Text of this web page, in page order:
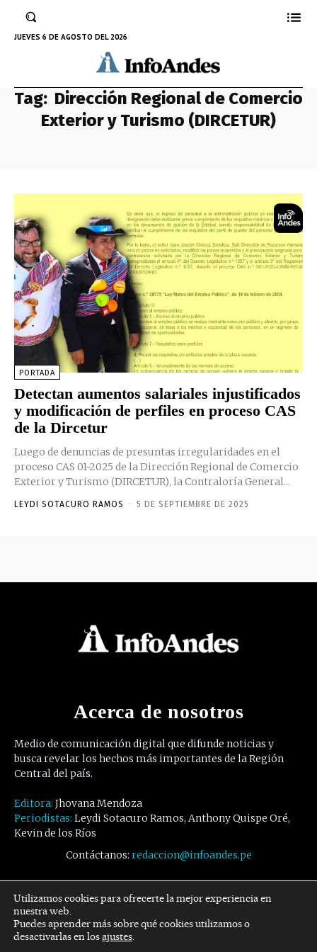
JUEVES 6 DE AGOSTO DEL 2026
Tag: Dirección Regional de Comercio
Exterior y Turismo (DIRCETUR)
PORTADA
Detectan aumentos salariales injustificados
y modificación de perfiles en proceso CAS
de la Dircetur
Luego de denuncias de presuntas irregularidades en el
proceso CAS 01-2025 de la Dirección Regional de Comercio
Exterior y Turismo (DIRCETUR), la Contraloría General...
LEYDI SOTACURO RAMOS - 5 DE SEPTIEMBRE DE 2025
Acerca de nosotros
Medio de comunicación digital que difunde noticias y
busca revelar los hechos más importantes de la Región
Central del país.
Editora: Jhovana Mendoza
Periodistas: Leydi Sotacuro Ramos, Anthony Quispe Oré,
Kevin de los Ríos
Contáctanos: redaccion@infoandes.pe
Síguenos
Facebook Twitter Youtube
Utilizamos cookies para ofrecerte la mejor experiencia en
nuestra web.
Puedes aprender más sobre qué cookies utilizamos o
desactivarlas en losajustes.